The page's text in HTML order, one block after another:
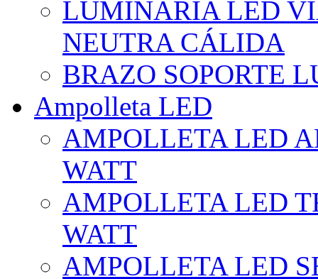
LUMINARIA LED
NEUTRA CÁLIDA
BRAZO SOPORTE
Ampolleta LED
AMPOLLETA LED
WATT
AMPOLLETA LED
WATT
AMPOLLETA LED